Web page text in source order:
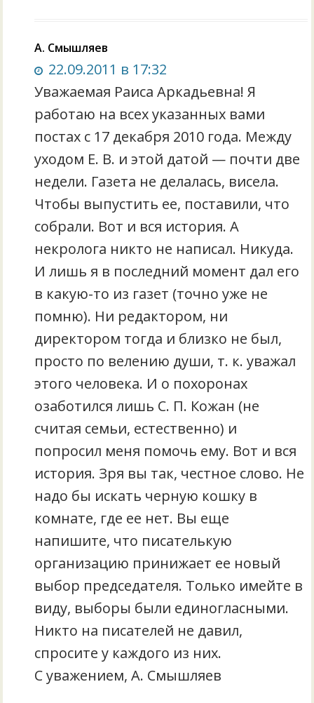
А. Смышляев
22.09.2011 в 17:32
Уважаемая Раиса Аркадьевна! Я
работаю на всех указанных вами
постах с 17 декабря 2010 года. Между
уходом Е. В. и этой датой — почти две
недели. Газета не делалась, висела.
Чтобы выпустить ее, поставили, что
собрали. Вот и вся история. А
некролога никто не написал. Никуда.
И лишь я в последний момент дал его
в какую-то из газет (точно уже не
помню). Ни редактором, ни
директором тогда и близко не был,
просто по велению души, т. к. уважал
этого человека. И о похоронах
озаботился лишь С. П. Кожан (не
считая семьи, естественно) и
попросил меня помочь ему. Вот и вся
история. Зря вы так, честное слово. Не
надо бы искать черную кошку в
комнате, где ее нет. Вы еще
напишите, что писателькую
организацию принижает ее новый
выбор председателя. Только имейте в
виду, выборы были единогласными.
Никто на писателей не давил,
спросите у каждого из них.
С уважением, А. Смышляев